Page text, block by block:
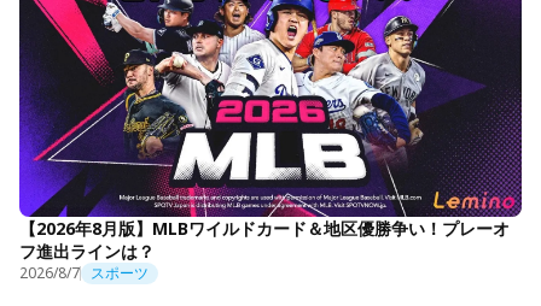
【2026年8月版】MLBワイルドカード＆地区優勝争い！プレーオ
フ進出ラインは？
2026/8/7 スポーツ